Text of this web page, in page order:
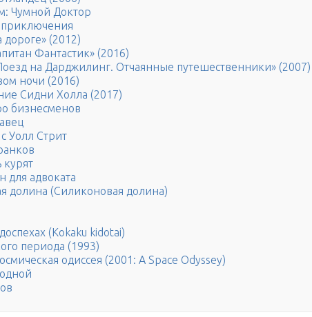
Чумной Доктор
дороге» (2012)
Фантастик» (2016)
на Дарджилинг. Отчаянные путешественники» (2007)
ночи (2016)
Сидни Холла (2017)
бизнесменов
Уолл Стрит
курят
для адвоката
долина (Силиконовая долина)
(Kokaku kidotai)
периода (1993)
одиссея (2001: A Space Odyssey)